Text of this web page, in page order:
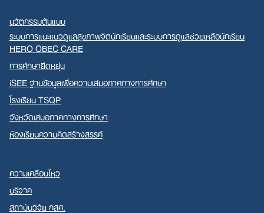
นวัตกรรมต้นแบบ
ระบบการแนะแนวดูแลสุขภาพจิตนักเรียนและระบบการดูแลช่วยเหลือนักเรียน
HERO OBEC CARE
การศึกษายืดหยุ่น
iSEE ฐานข้อมูลเพื่อความเสมอภาคทางการศึกษา
โรงเรียน TSQP
จังหวัดเสมอภาคทางการศึกษา
ห้องเรียนความคิดสร้างสรรค์
ความเคลื่อนไหว
บริจาค
สถาบันวิจัย กสศ.